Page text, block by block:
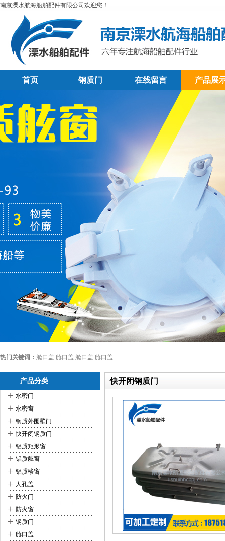
南京溧水航海船舶配件有限公司欢迎您！
首页 钢质门 在线留言 产品展
热门关键词： 舱口盖 舱口盖 舱口盖 舱口盖
产品分类
+ 水密门
+ 水密窗
+ 钢质外围壁门
+ 快开闭钢质门
+ 铝质矩形窗
+ 铝质舷窗
+ 铝质移窗
+ 人孔盖
+ 防火门
+ 防火窗
+ 钢质门
+ 舱口盖
快开闭钢质门